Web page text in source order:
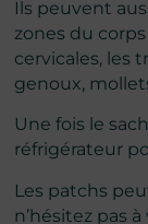
Ils peuvent
zones du
cervicales, les
genoux,
Une fois le
réfrigérateur
Les patchs
n’hésitez pas